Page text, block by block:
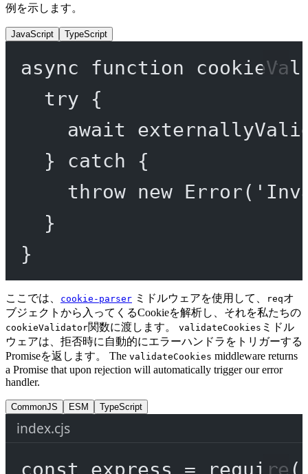
例を示します。
JavaScript TypeScript
async function
try {
await
} catch {
throw
new Error(
}
}
ここでは、 cookie-parser ミドルウェアを使用して、 reqオ
ブジェクトから入ってくるCookieを解析し、それを私たちの
cookieValidator関数に渡します。 validateCookies ミドル
ウェアは、拒否時に自動的にエラーハンドラをトリガーする
Promiseを返します。 The validateCookies middleware returns
a Promise that upon rejection will automatically trigger our error
handler.
CommonJS ESM TypeScript
index.cjs
const express = require (